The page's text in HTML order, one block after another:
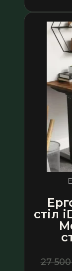
стіл
27